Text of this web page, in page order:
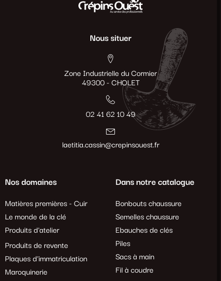
Nous situer
Zone Industrielle du Cormier
49300 - CHOLET
02 41 62 10 49
laetitia.cassin@crepinsouest.fr
Nos domaines
Matières premières - Cuir
Le monde de la clé
Produits d'atelier
Produits de revente
Plaques d'immatriculation
Maroquinerie
Dans notre catalogue
Bonbouts chaussure
Semelles chaussure
Ebauches de clés
Piles
Sacs à main
Fil à coudre